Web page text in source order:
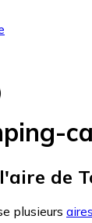
de
plusieurs